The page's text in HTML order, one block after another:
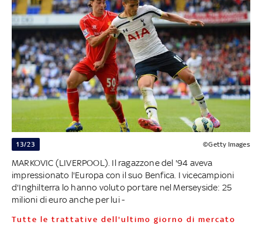
13/23 ©Getty Images
MARKOVIC (LIVERPOOL). Il ragazzone del '94 aveva
impressionato l'Europa con il suo Benfica. I vicecampioni
d'Inghilterra lo hanno voluto portare nel Merseyside: 25
milioni di euro anche per lui -
Tutte le trattative dell'ultimo giorno di mercato